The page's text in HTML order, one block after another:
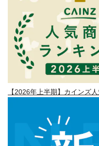
【2026年上半期】カインズ